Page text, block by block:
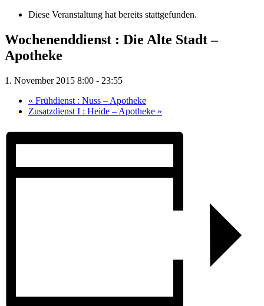
Diese Veranstaltung hat bereits stattgefunden.
Wochenenddienst : Die Alte Stadt –
Apotheke
1. November 2015 8:00 - 23:55
« Frühdienst : Nuss – Apotheke
Zusatzdienst I : Heide – Apotheke »